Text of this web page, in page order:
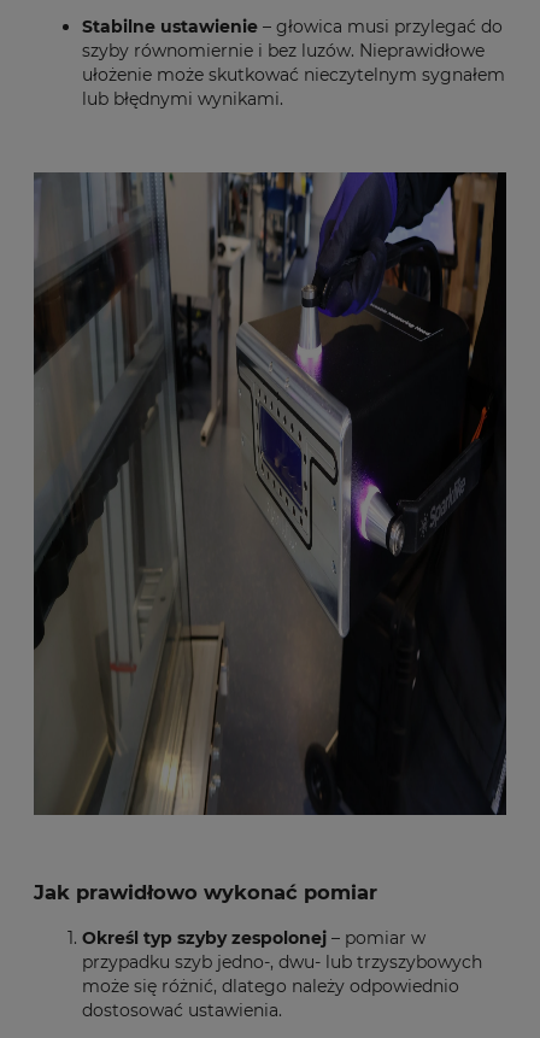
Stabilne ustawienie – głowica musi przylegać do
szyby równomiernie i bez luzów. Nieprawidłowe
ułożenie może skutkować nieczytelnym sygnałem
lub błędnymi wynikami.
Jak prawidłowo wykonać pomiar
Określ typ szyby zespolonej – pomiar w
przypadku szyb jedno-, dwu- lub trzyszybowych
może się różnić, dlatego należy odpowiednio
dostosować ustawienia.